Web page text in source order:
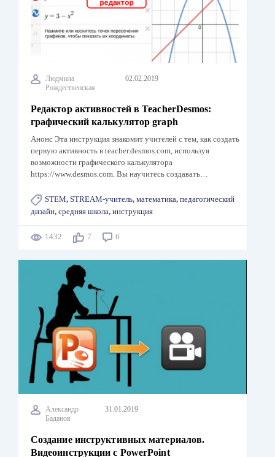
Людмила
Рождественская
02.02.2019
Редактор активностей в TeacherDesmos:
графический калькулятор graph
Анонс Эта инструкция знакомит учителей с тем, как создать
первую активность в teacher.desmos.com, используя
возможности графического калькулятора
https://www.desmos.com. Вы научитесь создавать…
STEM, STREAM-учитель, математика, педагогический
дизайн, средняя школа, инструкция
1432 7 6
Александр
Баданов
31.01.2019
Создание инструктивных материалов.
Видеоинструкции с PowerPoint